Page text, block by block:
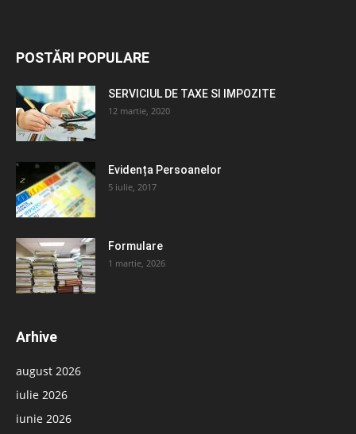
POSTĂRI POPULARE
SERVICIUL DE TAXE SI IMPOZITE
12 martie, 2020
Evidența Persoanelor
5 iulie, 2017
Formulare
1 martie, 2026
Arhive
august 2026
iulie 2026
iunie 2026